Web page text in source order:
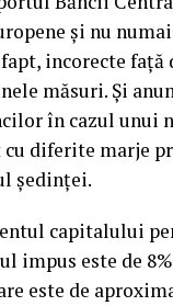
şi nu
incorecte faţă
măsuri. Şi
în cazul unui
cu diferite marje
şedinţei.
capitalului
impus este de
este de